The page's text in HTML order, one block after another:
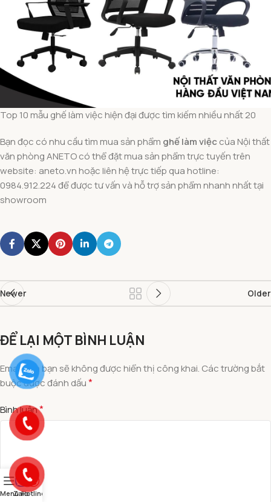
Top 10 mẫu ghế làm việc hiện đại được tìm kiếm nhiều nhất 20
Bạn đọc có nhu cầu tìm mua sản phẩm ghế làm việc của Nội thất
văn phòng ANETO có thể đặt mua sản phẩm trực tuyến trên
website: aneto.vn hoặc liên hệ trực tiếp qua hotline:
0984.912.224 để được tư vấn và hỗ trợ sản phẩm nhanh nhất tại
showroom
Newer Older
ĐỂ LẠI MỘT BÌNH LUẬN
Email của bạn sẽ không được hiển thị công khai. Các trường bắt
buộc được đánh dấu*
Bình luận*
MenuZaloHotline